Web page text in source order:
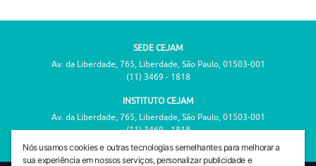
SEDE CEJAM
Av. da Liberdade, 765, Liberdade, São Paulo, 01503-001
(11) 3469 - 1818
INSTITUTO CEJAM
Av. da Liberdade, 765, Liberdade, São Paulo, 01503-001
(11) 3469 - 1818
Nós usamos cookies e outras tecnologias semelhantes para melhorar a
sua experiência em nossos serviços, personalizar publicidade e